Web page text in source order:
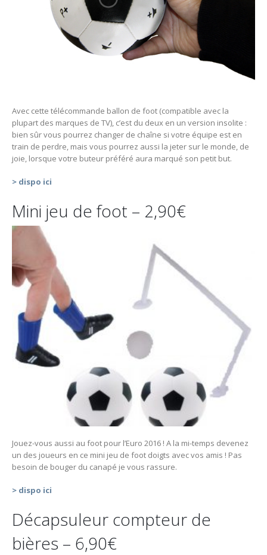
Avec cette télécommande ballon de foot (compatible avec la
plupart des marques de TV), c’est du deux en un version insolite :
bien sûr vous pourrez changer de chaîne si votre équipe est en
train de perdre, mais vous pourrez aussi la jeter sur le monde, de
joie, lorsque votre buteur préféré aura marqué son petit but.
> dispo ici
Mini jeu de foot – 2,90€
Jouez-vous aussi au foot pour l’Euro 2016 ! A la mi-temps devenez
un des joueurs en ce mini jeu de foot doigts avec vos amis ! Pas
besoin de bouger du canapé je vous rassure.
> dispo ici
Décapsuleur compteur de
bières – 6,90€